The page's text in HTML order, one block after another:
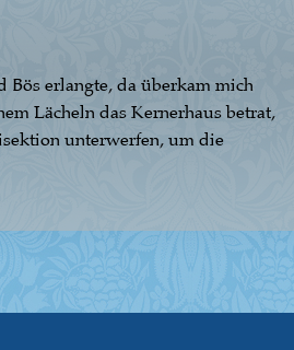
erlangte, da überkam mich
Lächeln das Kernerhaus betrat,
unterwerfen, um die